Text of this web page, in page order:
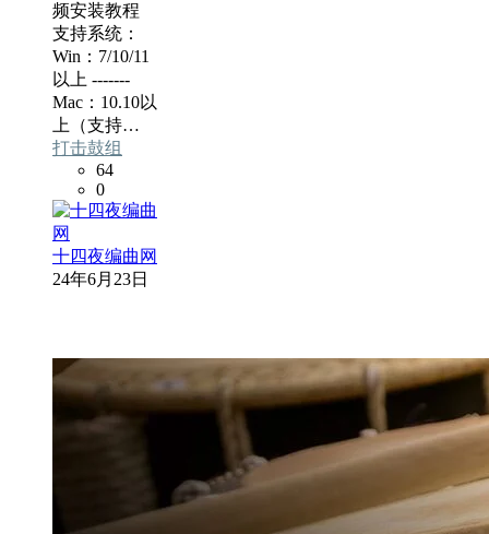
频安装教程
支持系统：
Win：7/10/11
以上 -------
Mac：10.10以
上（支持…
打击鼓组
64
0
十四夜编曲网
24年6月23日